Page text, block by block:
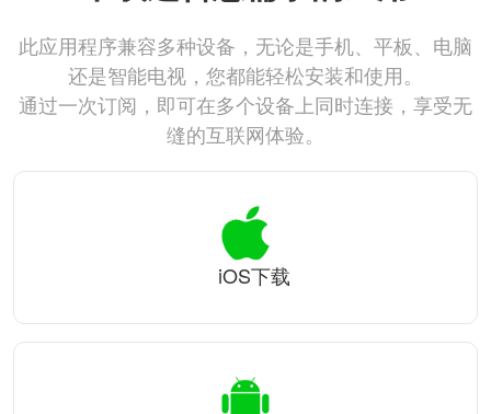
此应用程序兼容多种设备，无论是手机、平板、电脑
还是智能电视，您都能轻松安装和使用。
通过一次订阅，即可在多个设备上同时连接，享受无
缝的互联网体验。
iOS下载